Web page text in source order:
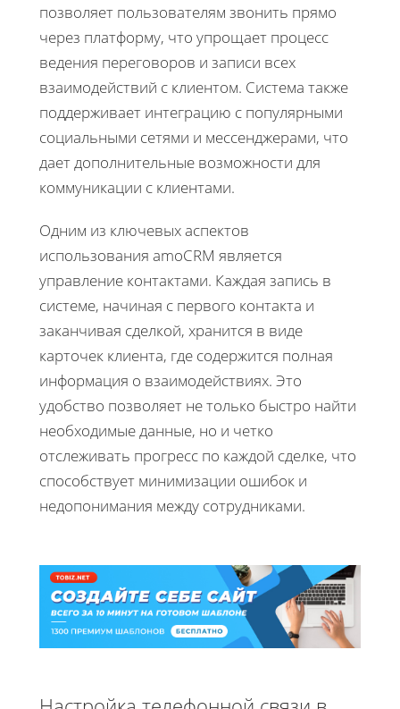
позволяет пользователям звонить прямо
через платформу, что упрощает процесс
ведения переговоров и записи всех
взаимодействий с клиентом. Система также
поддерживает интеграцию с популярными
социальными сетями и мессенджерами, что
дает дополнительные возможности для
коммуникации с клиентами.
Одним из ключевых аспектов
использования amoCRM является
управление контактами. Каждая запись в
системе, начиная с первого контакта и
заканчивая сделкой, хранится в виде
карточек клиента, где содержится полная
информация о взаимодействиях. Это
удобство позволяет не только быстро найти
необходимые данные, но и четко
отслеживать прогресс по каждой сделке, что
способствует минимизации ошибок и
недопонимания между сотрудниками.